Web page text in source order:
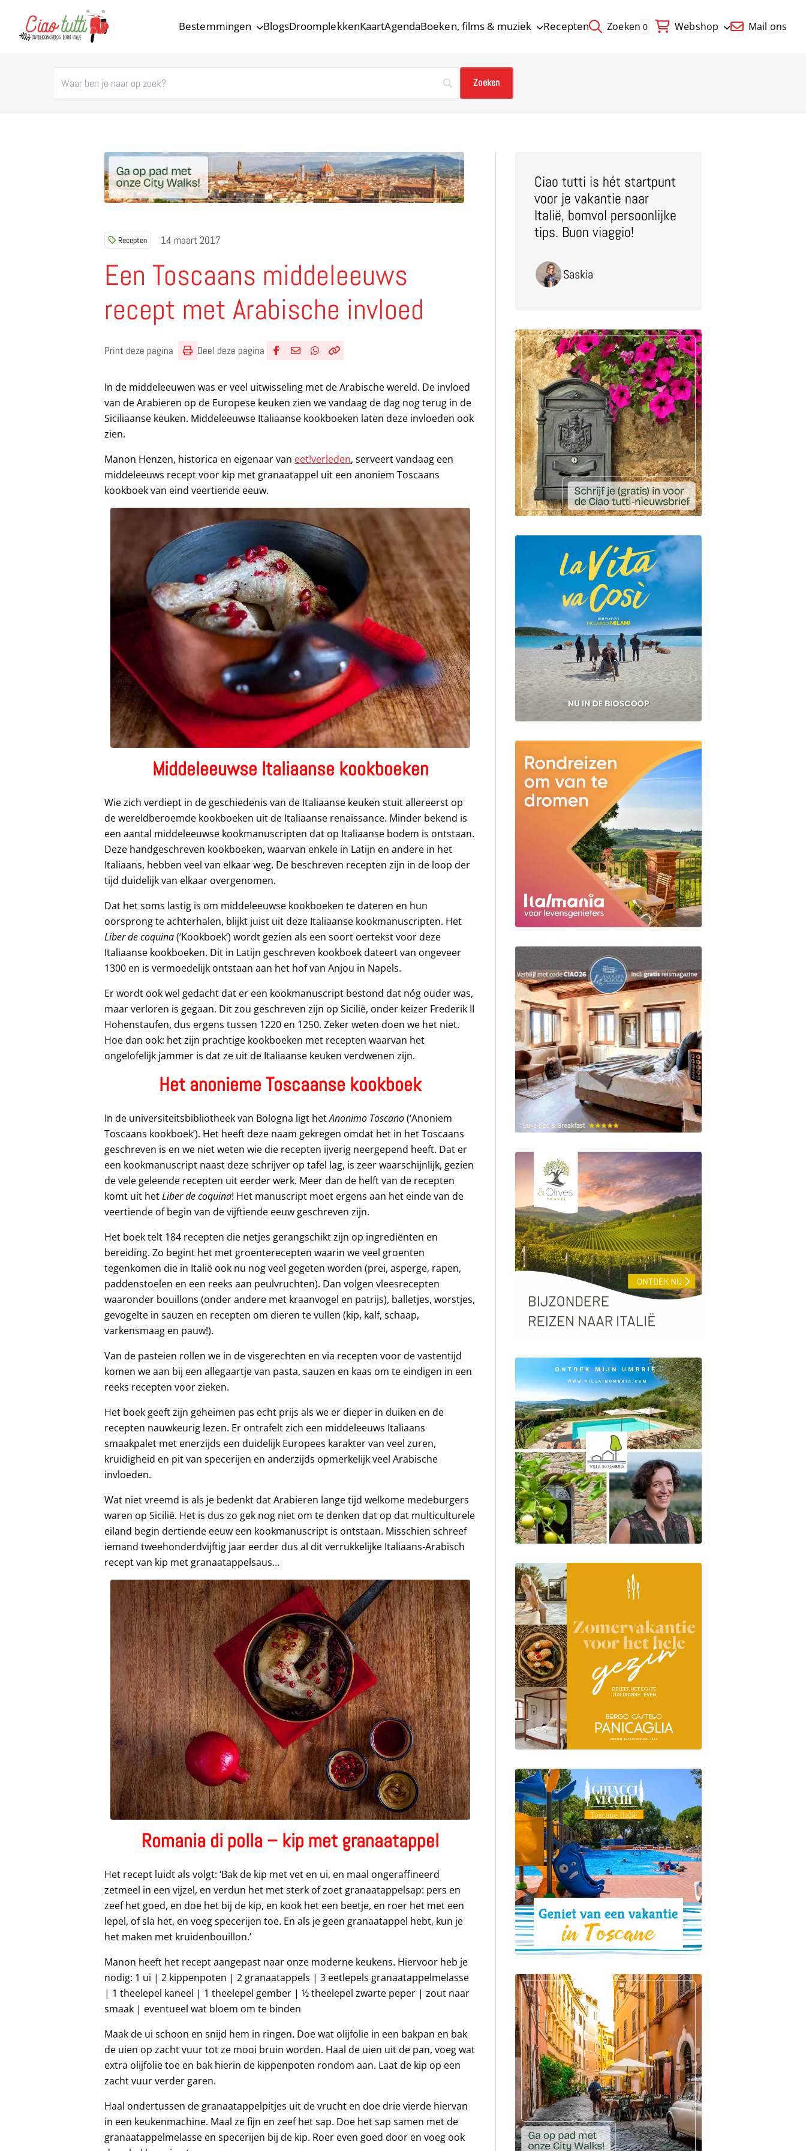
Bestemmingen BlogsDroomplekkenKaartAgendaBoeken, films & muziek Recepten Zoeken 0 Webshop Mail ons
Recepten 14 maart 2017
Een Toscaans middeleeuws
recept met Arabische invloed
Print deze pagina
Deel deze pagina
In de middeleeuwen was er veel uitwisseling met de Arabische wereld. De invloed
van de Arabieren op de Europese keuken zien we vandaag de dag nog terug in de
Siciliaanse keuken. Middeleeuwse Italiaanse kookboeken laten deze invloeden ook
zien.
Manon Henzen, historica en eigenaar van eet!verleden, serveert vandaag een
middeleeuws recept voor kip met granaatappel uit een anoniem Toscaans
kookboek van eind veertiende eeuw.
Middeleeuwse Italiaanse kookboeken
Wie zich verdiept in de geschiedenis van de Italiaanse keuken stuit allereerst op
de wereldberoemde kookboeken uit de Italiaanse renaissance. Minder bekend is
een aantal middeleeuwse kookmanuscripten dat op Italiaanse bodem is ontstaan.
Deze handgeschreven kookboeken, waarvan enkele in Latijn en andere in het
Italiaans, hebben veel van elkaar weg. De beschreven recepten zijn in de loop der
tijd duidelijk van elkaar overgenomen.
Dat het soms lastig is om middeleeuwse kookboeken te dateren en hun
oorsprong te achterhalen, blijkt juist uit deze Italiaanse kookmanuscripten. Het
Liber de coquina(‘Kookboek’) wordt gezien als een soort oertekst voor deze
Italiaanse kookboeken. Dit in Latijn geschreven kookboek dateert van ongeveer
1300 en is vermoedelijk ontstaan aan het hof van Anjou in Napels.
Er wordt ook wel gedacht dat er een kookmanuscript bestond dat nóg ouder was,
maar verloren is gegaan. Dit zou geschreven zijn op Sicilië, onder keizer Frederik II
Hohenstaufen, dus ergens tussen 1220 en 1250. Zeker weten doen we het niet.
Hoe dan ook: het zijn prachtige kookboeken met recepten waarvan het
ongelofelijk jammer is dat ze uit de Italiaanse keuken verdwenen zijn.
Het anonieme Toscaanse kookboek
In de universiteitsbibliotheek van Bologna ligt hetAnonimo Toscano(‘Anoniem
Toscaans kookboek’). Het heeft deze naam gekregen omdat het in het Toscaans
geschreven is en we niet weten wie die recepten ijverig neergepend heeft. Dat er
een kookmanuscript naast deze schrijver op tafel lag, is zeer waarschijnlijk, gezien
de vele geleende recepten uit eerder werk. Meer dan de helft van de recepten
komt uit hetLiber de coquina! Het manuscript moet ergens aan het einde van de
veertiende of begin van de vijftiende eeuw geschreven zijn.
Het boek telt 184 recepten die netjes gerangschikt zijn op ingrediënten en
bereiding. Zo begint het met groenterecepten waarin we veel groenten
tegenkomen die in Italië ook nu nog veel gegeten worden (prei, asperge, rapen,
paddenstoelen en een reeks aan peulvruchten). Dan volgen vleesrecepten
waaronder bouillons (onder andere met kraanvogel en patrijs), balletjes, worstjes,
gevogelte in sauzen en recepten om dieren te vullen (kip, kalf, schaap,
varkensmaag en pauw!).
Van de pasteien rollen we in de visgerechten en via recepten voor de vastentijd
komen we aan bij een allegaartje van pasta, sauzen en kaas om te eindigen in een
reeks recepten voor zieken.
Het boek geeft zijn geheimen pas echt prijs als we er dieper in duiken en de
recepten nauwkeurig lezen. Er ontrafelt zich een middeleeuws Italiaans
smaakpalet met enerzijds een duidelijk Europees karakter van veel zuren,
kruidigheid en pit van specerijen en anderzijds opmerkelijk veel Arabische
invloeden.
Wat niet vreemd is als je bedenkt dat Arabieren lange tijd welkome medeburgers
waren op Sicilië. Het is dus zo gek nog niet om te denken dat op dat multiculturele
eiland begin dertiende eeuw een kookmanuscript is ontstaan. Misschien schreef
iemand tweehonderdvijftig jaar eerder dus al dit verrukkelijke Italiaans-Arabisch
recept van kip met granaatappelsaus…
Romania di polla – kip met granaatappel
Het recept luidt als volgt: ‘Bak de kip met vet en ui, en maal ongeraffineerd
zetmeel in een vijzel, en verdun het met sterk of zoet granaatappelsap: pers en
zeef het goed, en doe het bij de kip, en kook het een beetje, en roer het met een
lepel, of sla het, en voeg specerijen toe. En als je geen granaatappel hebt, kun je
het maken met kruidenbouillon.’
Manon heeft het recept aangepast naar onze moderne keukens. Hiervoor heb je
nodig: 1 ui | 2 kippenpoten | 2 granaatappels | 3 eetlepels granaatappelmelasse
| 1 theelepel kaneel | 1 theelepel gember | ½ theelepel zwarte peper | zout naar
smaak | eventueel wat bloem om te binden
Maak de ui schoon en snijd hem in ringen. Doe wat olijfolie in een bakpan en bak
de uien op zacht vuur tot ze mooi bruin worden. Haal de uien uit de pan, voeg wat
extra olijfolie toe en bak hierin de kippenpoten rondom aan. Laat de kip op een
zacht vuur verder garen.
Haal ondertussen de granaatappelpitjes uit de vrucht en doe drie vierde hiervan
in een keukenmachine. Maal ze fijn en zeef het sap. Doe het sap samen met de
granaatappelmelasse en specerijen bij de kip. Roer even goed door en voeg ook
Ciao tutti is hét startpunt
voor je vakantie naar
Italië, bomvol persoonlijke
tips. Buon viaggio!
Saskia